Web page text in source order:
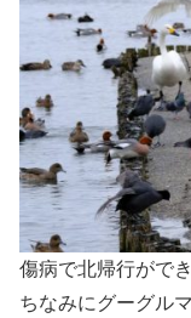
傷病で北帰行がで
ちなみにグーグル